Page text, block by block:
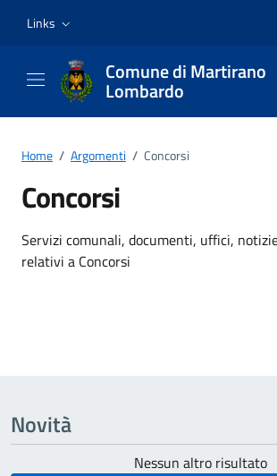
Links
Comune di Martirano
Lombardo
Home / Argomenti / Concorsi
Concorsi
Dettagli
Servizi comunali, documenti, uffici,
relativi a Concorsi
Novità
Nessun altro risultato